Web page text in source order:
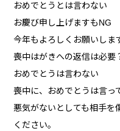
おめでとうとは言わない
お慶び申し上げますもNG
今年もよろしくお願いしま
喪中はがきへの返信は必要
おめでとうは言わない
喪中に、おめでとうは言っ
悪気がないとしても相手を
ください。